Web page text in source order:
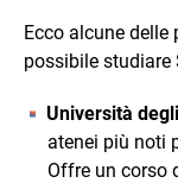
Ecco alcune
possibile studiare
Università
atenei più noti
Offre un corso